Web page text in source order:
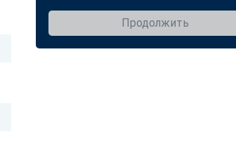
Продолжить